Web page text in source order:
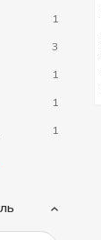
1
3
1
1
1